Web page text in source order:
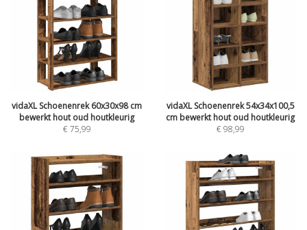
vidaXL Schoenenrek 60x30x98 cm
bewerkt hout oud houtkleurig
€75,99
vidaXL Schoenenrek 54x34x100,5
cm bewerkt hout oud houtkleurig
€98,99